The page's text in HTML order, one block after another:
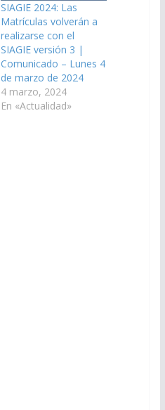
SIAGIE 2024: Las
Matrículas volverán a
realizarse con el
SIAGIE versión 3 |
Comunicado – Lunes 4
de marzo de 2024
4 marzo, 2024
En «Actualidad»